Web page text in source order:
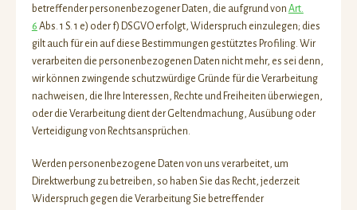
betreffender personenbezogener Daten, die aufgrund von Art.
6 Abs. 1 S. 1 e) oder f) DSGVO erfolgt, Widerspruch einzulegen; dies
gilt auch für ein auf diese Bestimmungen gestütztes Profiling. Wir
verarbeiten die personenbezogenen Daten nicht mehr, es sei denn,
wir können zwingende schutzwürdige Gründe für die Verarbeitung
nachweisen, die Ihre Interessen, Rechte und Freiheiten überwiegen,
oder die Verarbeitung dient der Geltendmachung, Ausübung oder
Verteidigung von Rechtsansprüchen.
Werden personenbezogene Daten von uns verarbeitet, um
Direktwerbung zu betreiben, so haben Sie das Recht, jederzeit
Widerspruch gegen die Verarbeitung Sie betreffender